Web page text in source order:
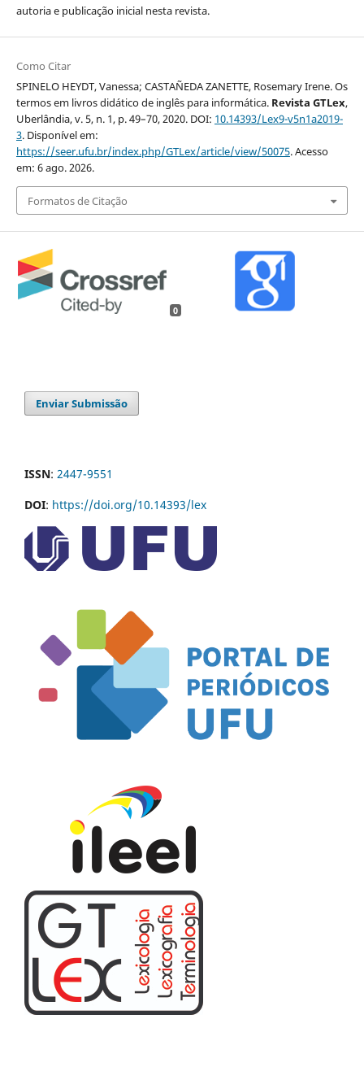
autoria e publicação inicial nesta revista.
Como Citar
SPINELO HEYDT, Vanessa; CASTAÑEDA ZANETTE, Rosemary Irene. Os
termos em livros didático de inglês para informática. Revista GTLex,
Uberlândia, v. 5, n. 1, p. 49–70, 2020. DOI: 10.14393/Lex9-v5n1a2019-
3. Disponível em:
https://seer.ufu.br/index.php/GTLex/article/view/50075. Acesso
em: 6 ago. 2026.
Formatos de Citação
0
Enviar Submissão
ISSN: 2447-9551
DOI: https://doi.org/10.14393/lex